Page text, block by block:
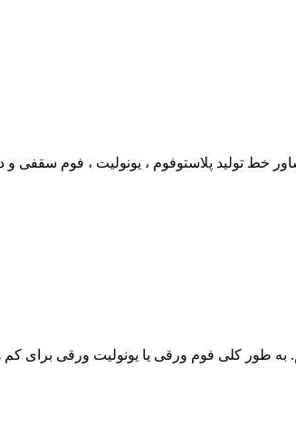
خط تولید پلاستوفوم ، یونولیت ، فوم سقفی و
به طور کلی فوم ورقی یا یونولیت ورقی برای